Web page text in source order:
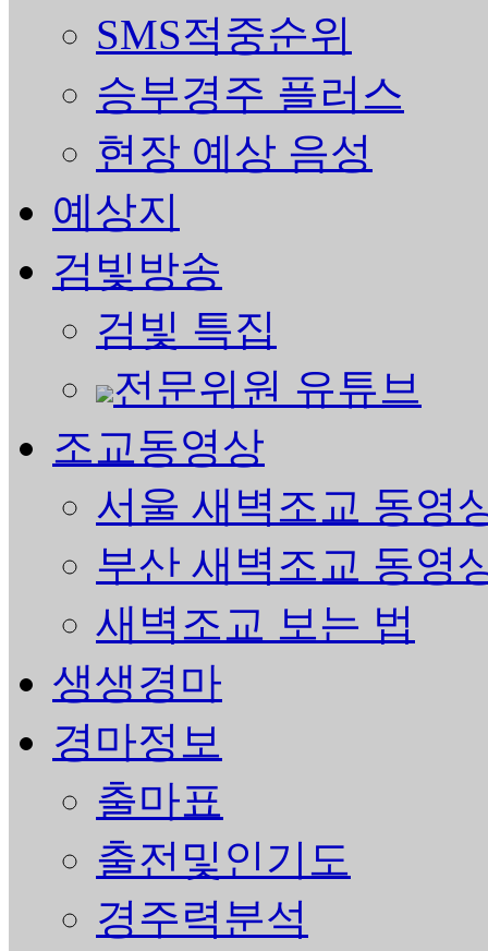
SMS적중순위
승부경주 플러스
현장 예상 음성
예상지
검빛방송
검빛 특집
전문위원 유튜브
조교동영상
서울 새벽조교 동영
부산 새벽조교 동영
새벽조교 보는 법
생생경마
경마정보
출마표
출전및인기도
경주력분석